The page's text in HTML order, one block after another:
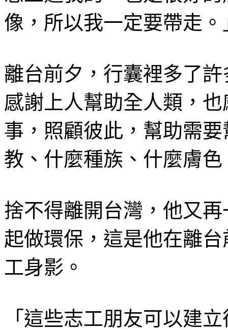
像，所以我一定要帶走。
離台前夕，行囊裡多了
感謝上人幫助全人類，
事，照顧彼此，幫助需
教、什麼種族、什麼膚
捨不得離開台灣，他又
起做環保，這是他在離
工身影。
「這些志工朋友可以建